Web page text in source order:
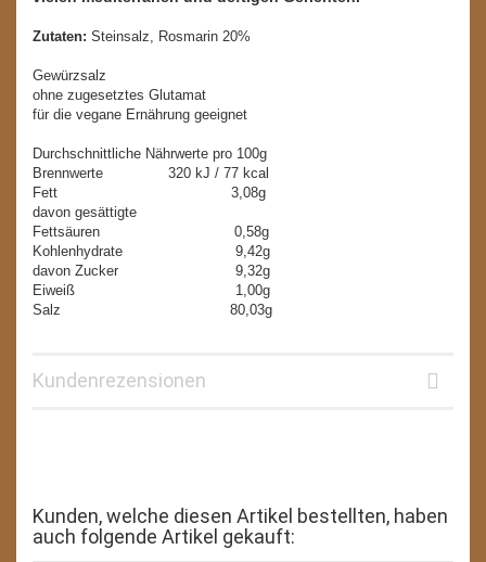
Zutaten: Steinsalz, Rosmarin 20%
Gewürzsalz
ohne zugesetztes Glutamat
für die vegane Ernährung geeignet
Durchschnittliche Nährwerte pro 100g
Brennwerte 320 kJ / 77 kcal
Fett 3,08g
davon gesättigte
Fettsäuren 0,58g
Kohlenhydrate 9,42g
davon Zucker 9,32g
Eiweiß 1,00g
Salz 80,03g
Kundenrezensionen
Kunden, welche diesen Artikel bestellten, haben
auch folgende Artikel gekauft: